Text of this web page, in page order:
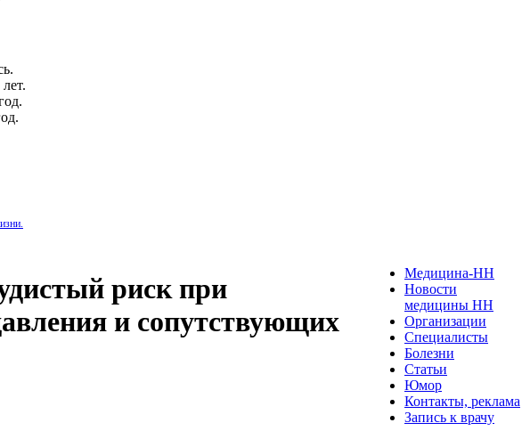
риск при
и сопутствующих
Медицина-НН
Новости
медицины НН
Организации
Специалисты
Болезни
Статьи
Юмор
Контакты, реклама
Запись к врачу